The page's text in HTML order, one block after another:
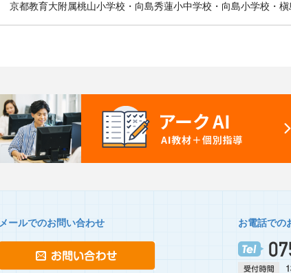
京都教育大附属桃山小学校・向島秀蓮小中学校・向島小学校・
メールでのお問い合わせ お電話での